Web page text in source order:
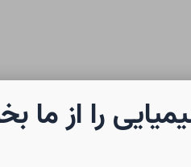
صفحه نخست
را از ما